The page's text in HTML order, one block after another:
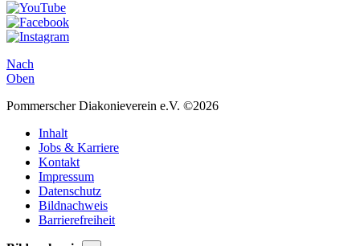
Nach
Oben
Pommerscher Diakonieverein e.V. ©2026
Inhalt
Jobs & Karriere
Kontakt
Impressum
Datenschutz
Bildnachweis
Barrierefreiheit